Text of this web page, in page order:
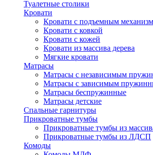
Туалетные столики
Кровати
Кровати с подъемным
Кровати с ковкой
Кровати с кожей
Кровати из массива дерева
Мягкие кровати
Матрасы
Матрасы с независимым
Матрасы с зависимым
Матрасы беспружинные
Матрасы детские
Спальные гарнитуры
Прикроватные тумбы
Прикроватные тумбы из
Прикроватные тумбы из ЛДСП
Комоды